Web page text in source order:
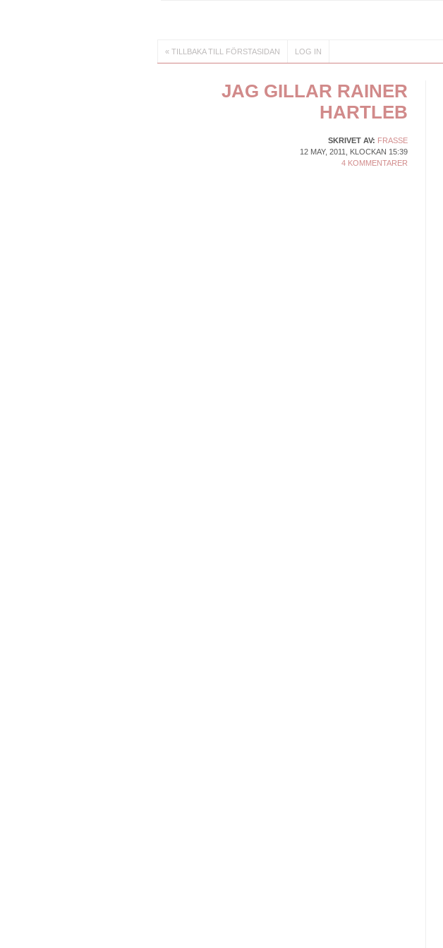
« TILLBAKA TILL FÖRSTASIDAN LOG IN
JAG GILLAR RAINER
HARTLEB
SKRIVET AV: FRASSE
12 MAY, 2011, KLOCKAN 15:39
4 KOMMENTARER